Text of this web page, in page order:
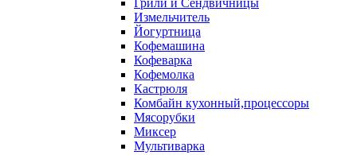
Грили и Сендвичницы
Измельчитель
Йогуртница
Кофемашина
Кофеварка
Кофемолка
Кастрюля
Комбайн кухонный,процессоры
Мясорубки
Миксер
Мультиварка